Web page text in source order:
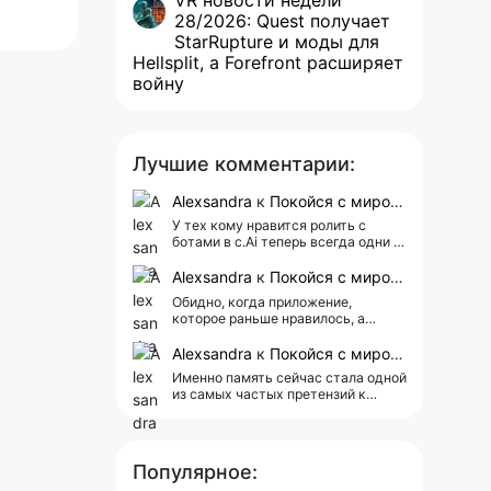
28/2026: Quest получает
StarRupture и моды для
Hellsplit, а Forefront расширяет
войну
Лучшие комментарии:
Alexsandra к Покойся с миром, Character.AI. Тебя убили собственные разработчики
У тех кому нравится ролить с
ботами в c.Ai теперь всегда одни и
😖😵‍💫
Alexsandra к Покойся с миром, Character.AI. Тебя убили собственные разработчики
Обидно, когда приложение,
которое раньше нравилось, а
Alexsandra к Покойся с миром, Character.AI. Тебя убили собственные разработчики
Именно память сейчас стала одной
из самых частых претензий к
Популярное: